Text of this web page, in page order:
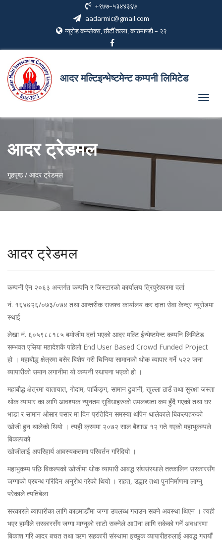
+९७७–५३४४३६७
aadarmic@gmail.com
न्यूरोड कम्प्लेक्स, छौटौँ तल्ला, काठमाण्डौ – २२
आदर मल्टिइन्भेष्टमेन्ट कम्पनी लिमिटेड
आदर ट्रेडमल
गृहपृष्ठ / आदर ट्रेडमल
आदर ट्रेडमल
कम्पनी ऐन २०६३ अन्तर्गत कम्पनि र जिस्टारको कार्यालय त्रिपुरेश्वरमा दर्ता
नं. १६४७२६/०७३/०७४ तथा आन्तरीक राजश्व कार्यालय कर दाता सेवा केन्द्र न्यूरोडमा
स्थाई
लेखा नं. ६०५९८८१८५ बमोजीम दर्ता भएको आदर मल्टि ईन्भेष्टमेन्ट कम्पनि लिमिटेड
सम्भवत एसिया महादेशकै पहिलो End User Based Crowd Funded Project
हो । महाबौद्ध क्षेत्रमा बसेर बिशेष गरी चिनिया सामानको थोक व्यापार गर्ने ५२२ जना
ब्यापारीको समान लगानीमा यो कम्पनी स्थापना भएको हो ।
महाबौद्ध क्षेत्रमा यातायात, गोदाम, पार्किङ्ग, सामान ढुवानी, खुल्ला ठाउँ तथा सुरक्षा जस्ता
थोक व्यापार का लागि आवश्यक न्युनतम सुविधाहरुको उपलब्धता कम हुँदै गएको तथा घर
भाडा र सामान ओसार पसार मा दिन प्रतिदिन समस्या थपिन थालेकाले बिकल्पहरुको
खोजी हुन थालेको थियो । त्यही क्रममा २०७२ साल बैशाख १२ गते गएको महाभुकम्पले
बिकल्पको
खोजीलाई अपरिहार्य आवस्यकतामा परिवर्तन गरिदियो ।
महाभुकम्प पछि बिकल्पको खोजीमा थोक व्यापारी आबद्ध संघसंस्थाले तत्कालिन सरकारसँग
जग्गाको प्रबन्ध गरिदिन अनुरोध गरेको थियो । राहत, उद्धार तथा पुननिर्माणमा लाग्नु
परेकाले त्यतिबेला
सरकारले ब्यापारीका लागि काठमाडौंमा जग्गा उपलब्ध गराउन सक्ने अवस्था थिएन । त्यही
भएर हामीले सरकारसँग जग्गा माग्नुको साटो सक्नेले आना लागि सकेको गर्ने अवधारणा
बिकाश गरि आदर बचत तथा ऋण सहकारी संस्थामा इच्छुक व्यापारीहरुलाई आवद्ध गरायौं